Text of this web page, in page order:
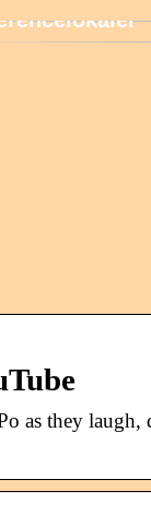
as they laugh,